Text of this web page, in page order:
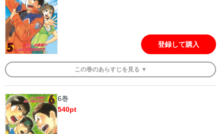
登録して購入
この巻のあらすじを 見る ▼
6巻
540pt